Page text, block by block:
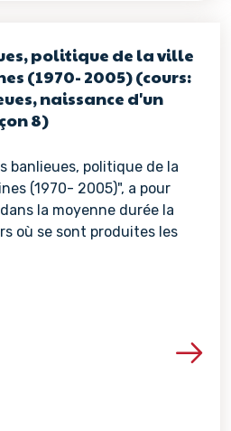
politique de la ville
(1970- 2005) (cours:
naissance d'un
8)
banlieues, politique de la
(1970- 2005)", a pour
la moyenne durée la
où se sont produites les
Voir les détails de la